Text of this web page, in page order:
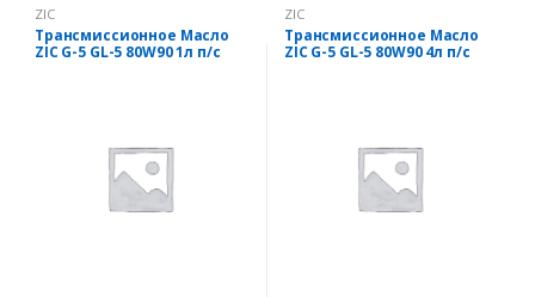
ZIC
Трансмиссионное Масло
ZIC G-5 GL-5 80W90 1л п/с
ZIC
Трансмиссионное Масло
ZIC G-5 GL-5 80W90 4л п/с